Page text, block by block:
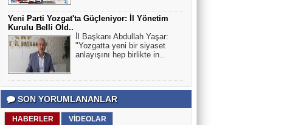
Yeni Parti Yozgat'ta Güçleniyor: İl Yönetim
Kurulu Belli Old..
İl Başkanı Abdullah Yaşar:
"Yozgatta yeni bir siyaset
anlayışını hep birlikte in..
SON YORUMLANANLAR
HABERLER VİDEOLAR